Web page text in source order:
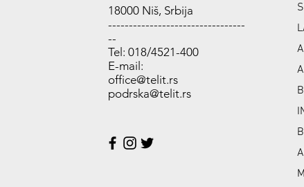
18000 Niš, Srbija
---------------------------------
--
Tel: 018/4521-400
E-mail:
office@telit.rs
podrska@telit.rs